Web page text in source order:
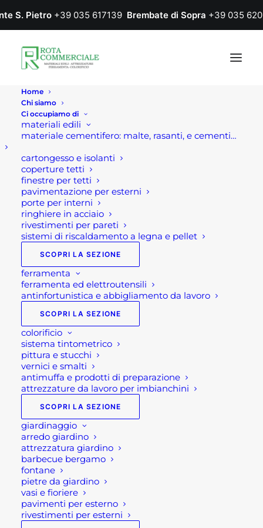
S. Pietro +39 035 617139 Brembate di Sopra +39 035
Home
Chi siamo
Ci occupiamo di
materiali edili
materiale cementifero: malte, rasanti, e cementi…
cartongesso e isolanti
coperture tetti
finestre per tetti
pavimentazione per esterni
porte per interni
ringhiere in acciaio
rivestimenti per pareti
sistemi di riscaldamento a legna e pellet
SCOPRI LA SEZIONE
ferramenta
ferramenta ed elettroutensili
antinfortunistica e abbigliamento da lavoro
SCOPRI LA SEZIONE
colorificio
sistema tintometrico
pittura e stucchi
vernici e smalti
antimuffa e prodotti di preparazione
attrezzature da lavoro per imbianchini
SCOPRI LA SEZIONE
giardinaggio
arredo giardino
attrezzatura giardino
barbecue bergamo
fontane
pietre da giardino
vasi e fioriere
pavimenti per esterno
rivestimenti per esterni
CAMMINAMENTI IN
PIETRA TONDI GOLDEN
LEAF